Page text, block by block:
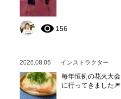
156
2026.08.05 インストラクター
毎年恒例の花火大会
に行ってきました🎆